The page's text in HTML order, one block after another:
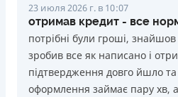
23 июля 2026 г. в 10:07
отримав кредит - все
потрібні були гроші,
зробив все як написано і
підтвердження довго йшло
оформлення займає пару хв,